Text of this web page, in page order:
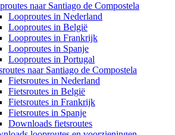
naar Santiago de Compostela
Looproutes in Nederland
Looproutes in België
Looproutes in Frankrijk
Looproutes in Spanje
Looproutes in Portugal
naar Santiago de Compostela
Fietsroutes in Nederland
Fietsroutes in België
Fietsroutes in Frankrijk
Fietsroutes in Spanje
Downloads fietsroutes